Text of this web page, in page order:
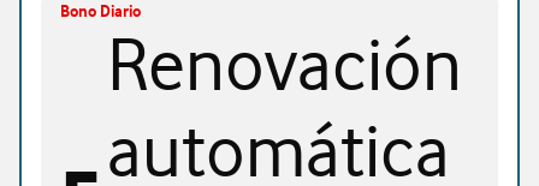
Bono Diario
Renovación
automática